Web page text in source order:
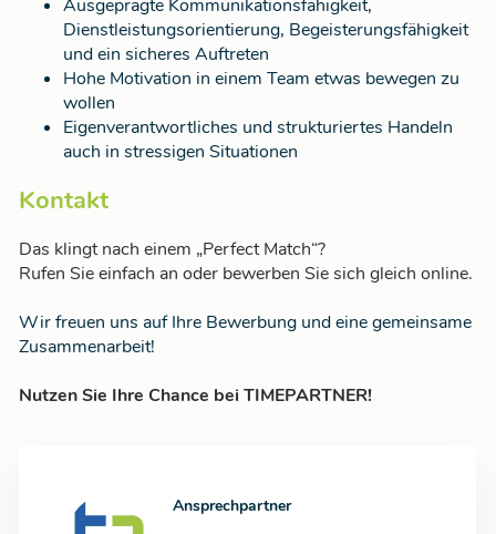
Ansprechpartner
Ausgeprägte Kommunikationsfähigkeit,
Dienstleistungsorientierung, Begeisterungsfähigkeit
und ein sicheres Auftreten
Hohe Motivation in einem Team etwas bewegen zu
wollen
Eigenverantwortliches und strukturiertes Handeln
auch in stressigen Situationen
Kontakt
Das klingt nach einem „Perfect Match“?
Rufen Sie einfach an oder bewerben Sie sich gleich online.
Wir freuen uns auf Ihre Bewerbung und eine gemeinsame
Zusammenarbeit!
Nutzen Sie Ihre Chance bei TIMEPARTNER!